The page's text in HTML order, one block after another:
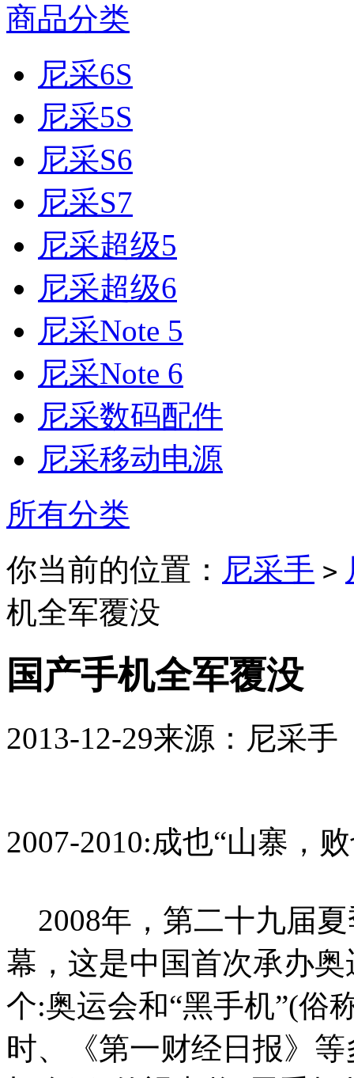
商品分类
尼采6S
尼采5S
尼采S6
尼采S7
尼采超级5
尼采超级6
尼采Note 5
尼采Note 6
尼采数码配件
尼采移动电源
所有分类
你当前的位置： 尼采手 >
机全军覆没
国产手机全军覆没
2013-12-29来源：尼采手
2007-2010:成也“山寨，
2008年，第二十九届
幕，这是中国首次承办
个:奥运会和“黑手机”(俗
时、《第一财经日报》